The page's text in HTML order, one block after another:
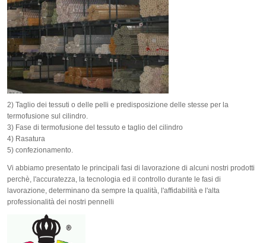
2) Taglio dei tessuti o delle pelli e predisposizione delle stesse per la
termofusione sul cilindro.
3) Fase di termofusione del tessuto e taglio del cilindro
4) Rasatura
5) confezionamento.
Vi abbiamo presentato le principali fasi di lavorazione di alcuni nostri prodotti
perchè, l'accuratezza, la tecnologia ed il controllo durante le fasi di
lavorazione, determinano da sempre la qualità, l'affidabilità e l'alta
professionalità dei nostri pennelli